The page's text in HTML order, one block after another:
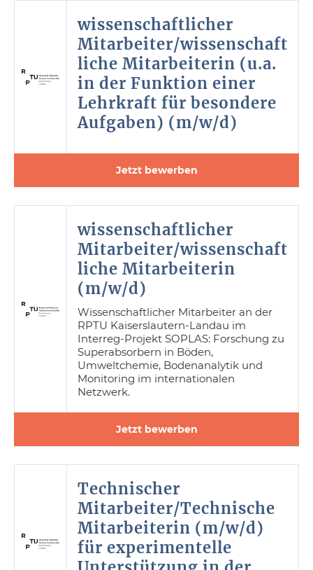
wissenschaftlicher
Mitarbeiter/wissenschaft
liche Mitarbeiterin (u.a.
in der Funktion einer
Lehrkraft für besondere
Aufgaben) (m/w/d)
Jetzt bewerben
wissenschaftlicher
Mitarbeiter/wissenschaft
liche Mitarbeiterin
(m/w/d)
Wissenschaftlicher Mitarbeiter an der
RPTU Kaiserslautern-Landau im
Interreg-Projekt SOPLAS: Forschung zu
Superabsorbern in Böden,
Umweltchemie, Bodenanalytik und
Monitoring im internationalen
Netzwerk.
Jetzt bewerben
Technischer
Mitarbeiter/Technische
Mitarbeiterin (m/w/d)
für experimentelle